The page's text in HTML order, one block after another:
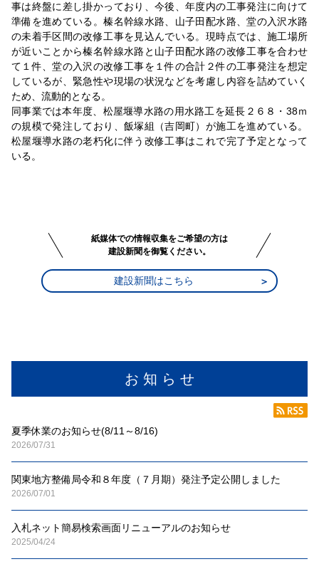
お 知 ら せ
夏季休業のお知らせ(8/11～8/16)
2026/07/31
関東地方整備局令和８年度（７月期）発注予定公開しました
2026/07/01
入札ネット簡易検索画面リニューアルのお知らせ
2025/04/24
事は終盤に差し掛かっており、今後、年度内の工事発注に向けて
準備を進めている。榛名幹線水路、山子田配水路、堂の入沢水路
の未着手区間の改修工事を見込んでいる。現時点では、施工場所
が近いことから榛名幹線水路と山子田配水路の改修工事を合わせ
て１件、堂の入沢の改修工事を１件の合計２件の工事発注を想定
しているが、緊急性や現場の状況などを考慮し内容を詰めていく
ため、流動的となる。
同事業では本年度、松屋堰導水路の用水路工を延長２６８・38ｍ
の規模で発注しており、飯塚組（吉岡町）が施工を進めている。
松屋堰導水路の老朽化に伴う改修工事はこれで完了予定となって
いる。
紙媒体での情報収集をご希望の方は
建設新聞を御覧ください。
建設新聞はこちら